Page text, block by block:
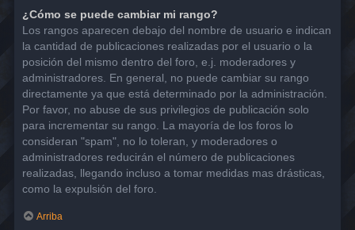
¿Cómo se puede cambiar mi rango?
Los rangos aparecen debajo del nombre de usuario e indican
la cantidad de publicaciones realizadas por el usuario o la
posición del mismo dentro del foro, e.j. moderadores y
administradores. En general, no puede cambiar su rango
directamente ya que está determinado por la administración.
Por favor, no abuse de sus privilegios de publicación solo
para incrementar su rango. La mayoría de los foros lo
consideran "spam", no lo toleran, y moderadores o
administradores reducirán el número de publicaciones
realizadas, llegando incluso a tomar medidas mas drásticas,
como la expulsión del foro.
Arriba